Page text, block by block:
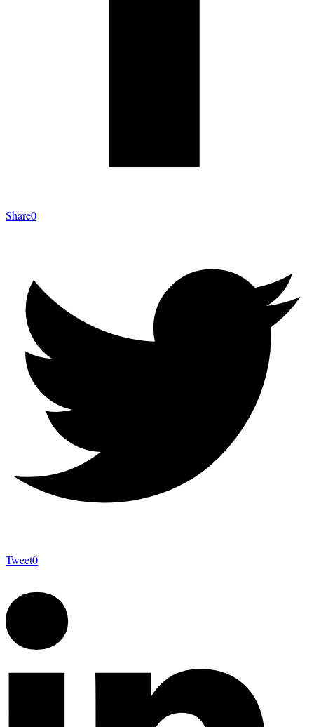
Share0
Tweet0